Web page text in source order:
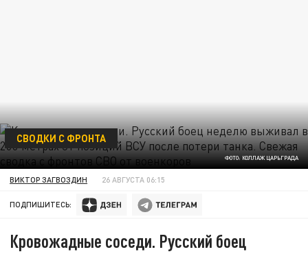
ФОТО: КОЛЛАЖ ЦАРЬГРАДА
СВОДКИ С ФРОНТА
ВИКТОР ЗАГВОЗДИН 26 АВГУСТА 06:15
ПОДПИШИТЕСЬ:
Кровожадные соседи. Русский боец